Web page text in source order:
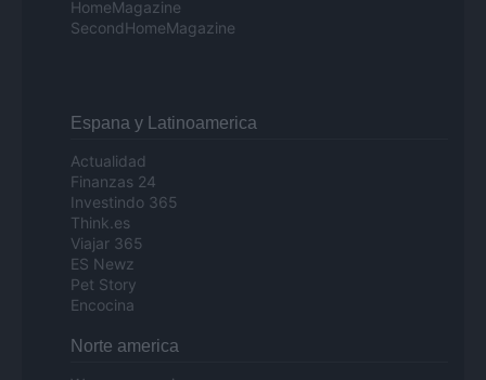
HomeMagazine
SecondHomeMagazine
Espana y Latinoamerica
Actualidad
Finanzas 24
Investindo 365
Think.es
Viajar 365
ES Newz
Pet Story
Encocina
Norte america